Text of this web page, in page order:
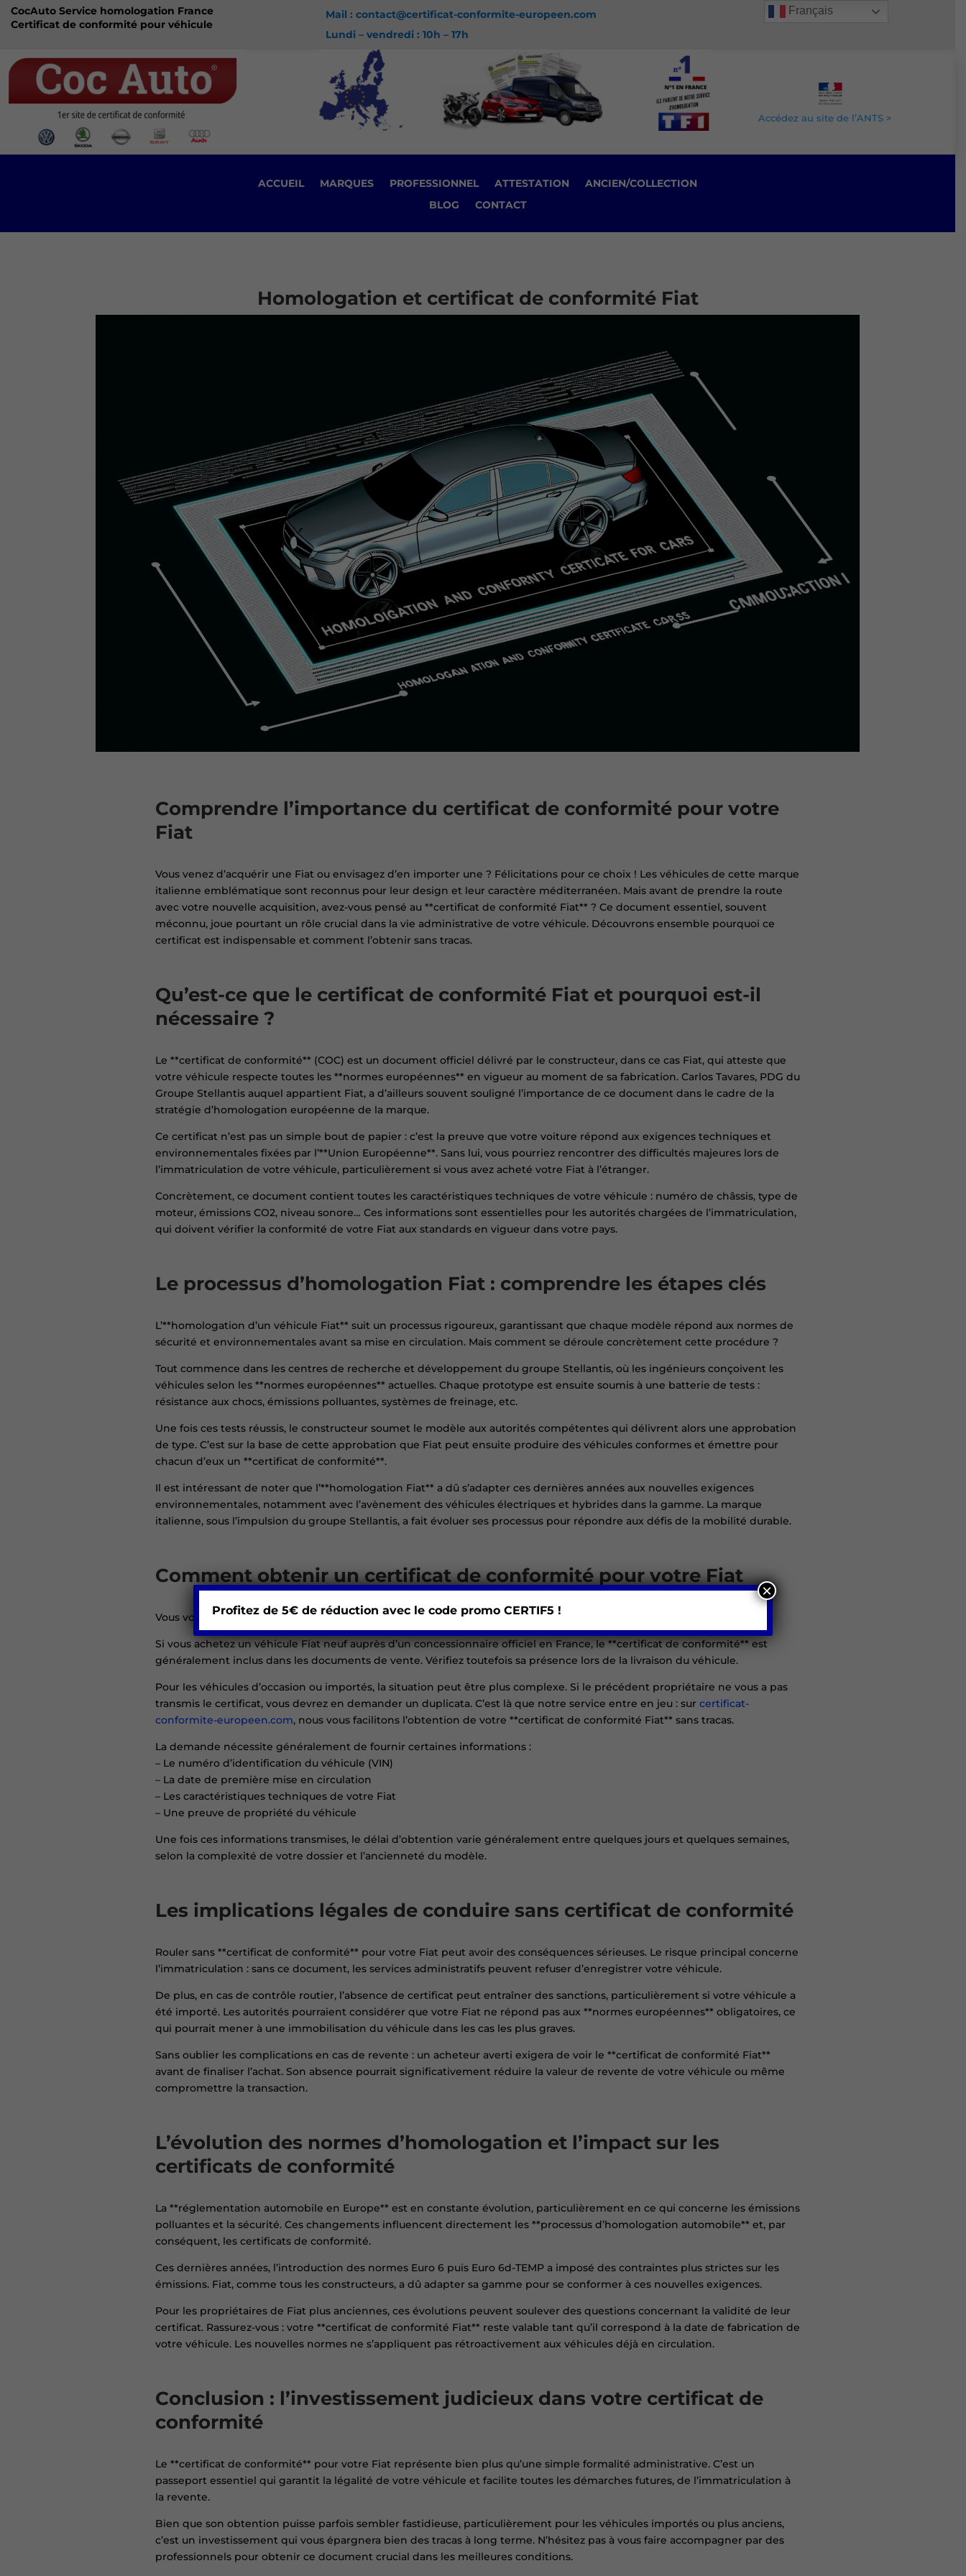
CocAuto Service homologation France
Certificat de conformité pour véhicule
Mail : contact@certificat-conformite-europeen.com
Lundi – vendredi : 10h – 17h
Accédez au site de l’ANTS >
ACCUEIL MARQUES PROFESSIONNEL ATTESTATION
ANCIEN/COLLECTION
BLOG
CONTACT
Homologation et certificat de conformité Fiat
Comprendre l’importance du certificat de conformité pour votre
Fiat
Vous venez d’acquérir une Fiat ou envisagez d’en importer une ? Félicitations pour ce choix ! Les véhicules de cette marque
italienne emblématique sont reconnus pour leur design et leur caractère méditerranéen. Mais avant de prendre la route
avec votre nouvelle acquisition, avez-vous pensé au **certificat de conformité Fiat** ? Ce document essentiel, souvent
méconnu, joue pourtant un rôle crucial dans la vie administrative de votre véhicule. Découvrons ensemble pourquoi ce
certificat est indispensable et comment l’obtenir sans tracas.
Qu’est-ce que le certificat de conformité Fiat et pourquoi est-il
nécessaire ?
Le **certificat de conformité** (COC) est un document officiel délivré par le constructeur, dans ce cas Fiat, qui atteste que
votre véhicule respecte toutes les **normes européennes** en vigueur au moment de sa fabrication. Carlos Tavares, PDG du
Groupe Stellantis auquel appartient Fiat, a d’ailleurs souvent souligné l’importance de ce document dans le cadre de la
stratégie d’homologation européenne de la marque.
Ce certificat n’est pas un simple bout de papier : c’est la preuve que votre voiture répond aux exigences techniques et
environnementales fixées par l’**Union Européenne**. Sans lui, vous pourriez rencontrer des difficultés majeures lors de
l’immatriculation de votre véhicule, particulièrement si vous avez acheté votre Fiat à l’étranger.
Concrètement, ce document contient toutes les caractéristiques techniques de votre véhicule : numéro de châssis, type de
moteur, émissions CO2, niveau sonore… Ces informations sont essentielles pour les autorités chargées de l’immatriculation,
qui doivent vérifier la conformité de votre Fiat aux standards en vigueur dans votre pays.
Le processus d’homologation Fiat : comprendre les étapes clés
L’**homologation d’un véhicule Fiat** suit un processus rigoureux, garantissant que chaque modèle répond aux normes de
sécurité et environnementales avant sa mise en circulation. Mais comment se déroule concrètement cette procédure ?
Tout commence dans les centres de recherche et développement du groupe Stellantis, où les ingénieurs conçoivent les
véhicules selon les **normes européennes** actuelles. Chaque prototype est ensuite soumis à une batterie de tests :
résistance aux chocs, émissions polluantes, systèmes de freinage, etc.
Une fois ces tests réussis, le constructeur soumet le modèle aux autorités compétentes qui délivrent alors une approbation
de type. C’est sur la base de cette approbation que Fiat peut ensuite produire des véhicules conformes et émettre pour
chacun d’eux un **certificat de conformité**.
Il est intéressant de noter que l’**homologation Fiat** a dû s’adapter ces dernières années aux nouvelles exigences
environnementales, notamment avec l’avènement des véhicules électriques et hybrides dans la gamme. La marque
italienne, sous l’impulsion du groupe Stellantis, a fait évoluer ses processus pour répondre aux défis de la mobilité durable.
Comment obtenir un certificat de conformité pour votre Fiat
Vous vous demandez comment mettre la main sur ce précieux document ? Plusieurs options s’offrent à vous.
Si vous achetez un véhicule Fiat neuf auprès d’un concessionnaire officiel en France, le **certificat de conformité** est
généralement inclus dans les documents de vente. Vérifiez toutefois sa présence lors de la livraison du véhicule.
Pour les véhicules d’occasion ou importés, la situation peut être plus complexe. Si le précédent propriétaire ne vous a pas
transmis le certificat, vous devrez en demander un duplicata. C’est là que notre service entre en jeu : sur certificat-
conformite-europeen.com, nous vous facilitons l’obtention de votre **certificat de conformité Fiat** sans tracas.
La demande nécessite généralement de fournir certaines informations :
– Le numéro d’identification du véhicule (VIN)
– La date de première mise en circulation
– Les caractéristiques techniques de votre Fiat
– Une preuve de propriété du véhicule
Une fois ces informations transmises, le délai d’obtention varie généralement entre quelques jours et quelques semaines,
selon la complexité de votre dossier et l’ancienneté du modèle.
Les implications légales de conduire sans certificat de conformité
Rouler sans **certificat de conformité** pour votre Fiat peut avoir des conséquences sérieuses. Le risque principal concerne
l’immatriculation : sans ce document, les services administratifs peuvent refuser d’enregistrer votre véhicule.
De plus, en cas de contrôle routier, l’absence de certificat peut entraîner des sanctions, particulièrement si votre véhicule a
été importé. Les autorités pourraient considérer que votre Fiat ne répond pas aux **normes européennes** obligatoires, ce
qui pourrait mener à une immobilisation du véhicule dans les cas les plus graves.
Sans oublier les complications en cas de revente : un acheteur averti exigera de voir le **certificat de conformité Fiat**
avant de finaliser l’achat. Son absence pourrait significativement réduire la valeur de revente de votre véhicule ou même
compromettre la transaction.
L’évolution des normes d’homologation et l’impact sur les
certificats de conformité
La **réglementation automobile en Europe** est en constante évolution, particulièrement en ce qui concerne les émissions
polluantes et la sécurité. Ces changements influencent directement les **processus d’homologation automobile** et, par
conséquent, les certificats de conformité.
Ces dernières années, l’introduction des normes Euro 6 puis Euro 6d-TEMP a imposé des contraintes plus strictes sur les
émissions. Fiat, comme tous les constructeurs, a dû adapter sa gamme pour se conformer à ces nouvelles exigences.
Pour les propriétaires de Fiat plus anciennes, ces évolutions peuvent soulever des questions concernant la validité de leur
certificat. Rassurez-vous : votre **certificat de conformité Fiat** reste valable tant qu’il correspond à la date de fabrication de
votre véhicule. Les nouvelles normes ne s’appliquent pas rétroactivement aux véhicules déjà en circulation.
Conclusion : l’investissement judicieux dans votre certificat de
conformité
Le **certificat de conformité** pour votre Fiat représente bien plus qu’une simple formalité administrative. C’est un
passeport essentiel qui garantit la légalité de votre véhicule et facilite toutes les démarches futures, de l’immatriculation à
la revente.
Bien que son obtention puisse parfois sembler fastidieuse, particulièrement pour les véhicules importés ou plus anciens,
c’est un investissement qui vous épargnera bien des tracas à long terme. N’hésitez pas à vous faire accompagner par des
professionnels pour obtenir ce document crucial dans les meilleures conditions.
Français
Profitez de 5€ de réduction avec le code promo CERTIF5 !
×